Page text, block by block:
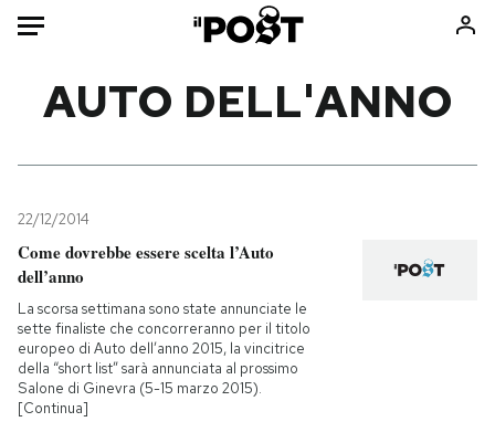
Mondo
Politica
Tecnologia
Internet
Scienza
Cultura
Economia
Ok Boomer!
Media
Europa
AUTO DELL'ANNO
22/12/2014
Come dovrebbe essere scelta l’Auto
dell’anno
La scorsa settimana sono state annunciate le
sette finaliste che concorreranno per il titolo
europeo di Auto dell’anno 2015, la vincitrice
della “short list” sarà annunciata al prossimo
Salone di Ginevra (5-15 marzo 2015).
[Continua]